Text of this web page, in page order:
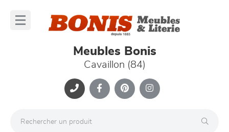
Meubles Bonis
Cavaillon (84)